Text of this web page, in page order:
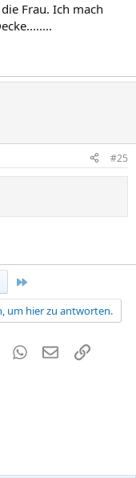
Frau. Ich mach
#25
um hier zu antworten.
Tumblr WhatsApp
E-MailLink